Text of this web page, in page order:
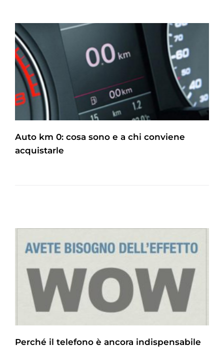
Auto km 0: cosa sono e a chi conviene
acquistarle
Perché il telefono è ancora indispensabile